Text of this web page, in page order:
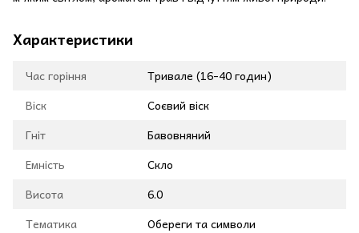
Характеристики
Час горіння
Тривале (16-40 годин)
Віск
Соєвий віск
Гніт
Бавовняний
Емність
Скло
Висота
6.0
Тематика
Обереги та символи